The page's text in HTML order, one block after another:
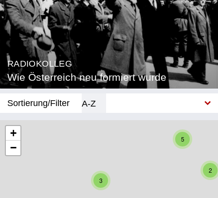
RADIOKOLLEG
Wie Österreich neu formiert wurde
Sortierung/Filter
A-Z
Kärnten
5
2
3
+
−